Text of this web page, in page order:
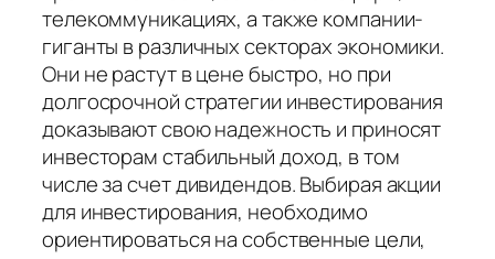
телекоммуникациях, а также компании-
гиганты в различных секторах экономики.
Они не растут в цене быстро, но при
долгосрочной стратегии инвестирования
доказывают свою надежность и приносят
инвесторам стабильный доход, в том
числе за счет дивидендов. Выбирая акции
для инвестирования, необходимо
ориентироваться на собственные цели,